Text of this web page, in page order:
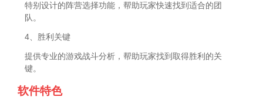
特别设计的阵营选择功能，帮助玩家快速找到适合的团
队。
4、胜利关键
提供专业的游戏战斗分析，帮助玩家找到取得胜利的关
键。
软件特色